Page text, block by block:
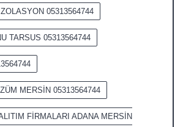
05313564744
TARSUS 05313564744
MERSİN 05313564744
FİRMALARI ADANA MERSİN